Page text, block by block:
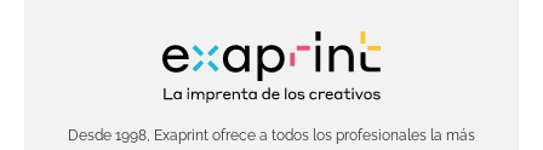
Desde 1998, Exaprint ofrece a todos los profesionales la más